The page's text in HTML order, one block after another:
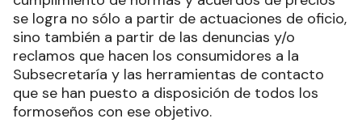
se logra no sólo a partir de actuaciones de oficio,
sino también a partir de las denuncias y/o
reclamos que hacen los consumidores a la
Subsecretaría y las herramientas de contacto
que se han puesto a disposición de todos los
formoseños con ese objetivo.